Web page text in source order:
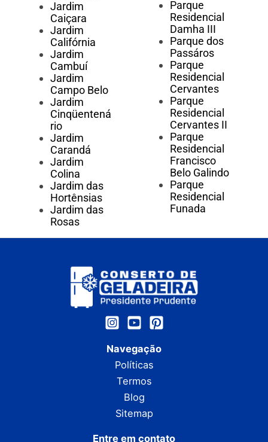
Jardim
Caiçara
Jardim
Califórnia
Jardim
Cambuí
Jardim
Campo Belo
Jardim
Cinqüentená
rio
Jardim
Carandá
Jardim
Colina
Jardim das
Hortênsias
Jardim das
Rosas
Parque
Residencial
Damha III
Parque dos
Passáros
Parque
Residencial
Cervantes
Parque
Residencial
Cervantes II
Parque
Residencial
Francisco
Belo Galindo
Parque
Residencial
Funada
Navegação
Políticas
Termos
Blog
Sitemap
Entre em contato